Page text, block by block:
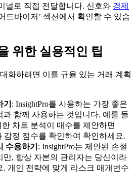
널로 직접 전달합니다. 신호와 경제
드바이저’ 섹션에서 확인할 수 있습
위한 실용적인 팁
화하려면 이를 규율 있는 거래 계획
: InsightPro를 사용하는 가장 좋은
과 함께 사용하는 것입니다. 예를 들
차트 분석이 매수를 제안하면
감정 점수를 확인하여 확인하세요.
수용하기 : InsightPro는 제안된 손절
만, 항상 자본의 관리자는 당신이라
. 개인 전략에 맞게 리스크 매개변수